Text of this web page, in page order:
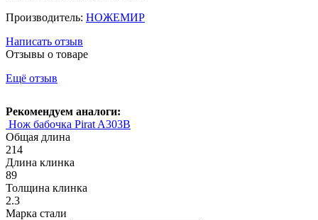
Производитель: НОЖЕМИР
Написать отзыв
Отзывы о товаре
Ещё отзыв
Рекомендуем аналоги:
Нож бабочка Pirat A303B
Общая длина
214
Длина клинка
89
Толщина клинка
2.3
Марка стали